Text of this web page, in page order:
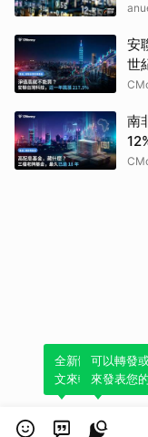
安
世
南
全新體驗！一鍵
文來輕鬆表達個
可以轉發
來發表您